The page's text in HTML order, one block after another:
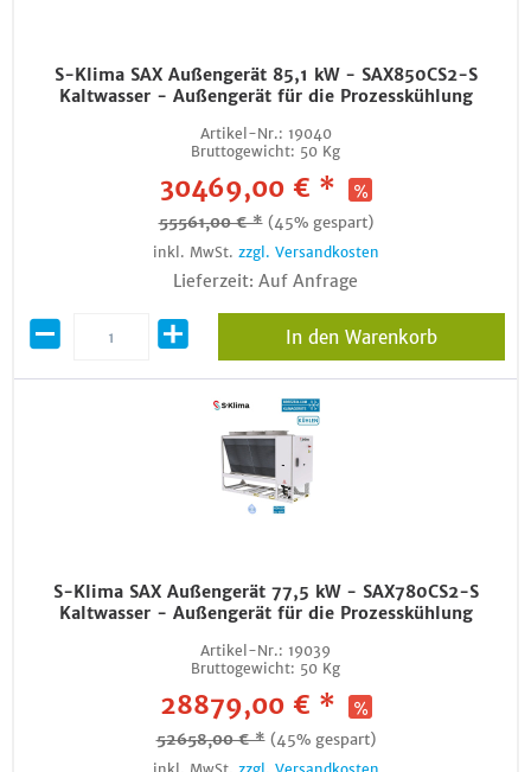
S-Klima SAX Außengerät 85,1 kW - SAX850CS2-S
Kaltwasser - Außengerät für die Prozesskühlung
Artikel-Nr.: 19040
Bruttogewicht: 50 Kg
30469,00 € *
55561,00 € * (45% gespart)
inkl. MwSt. zzgl. Versandkosten
Lieferzeit: Auf Anfrage
In den Warenkorb
S-Klima SAX Außengerät 77,5 kW - SAX780CS2-S
Kaltwasser - Außengerät für die Prozesskühlung
Artikel-Nr.: 19039
Bruttogewicht: 50 Kg
28879,00 € *
52658,00 € * (45% gespart)